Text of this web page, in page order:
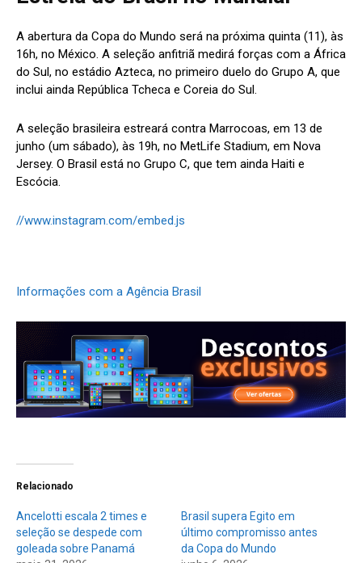
A abertura da Copa do Mundo será na próxima quinta (11), às
16h, no México. A seleção anfitriã medirá forças com a África
do Sul, no estádio Azteca, no primeiro duelo do Grupo A, que
inclui ainda República Tcheca e Coreia do Sul.
A seleção brasileira estreará contra Marrocoas, em 13 de
junho (um sábado), às 19h, no MetLife Stadium, em Nova
Jersey. O Brasil está no Grupo C, que tem ainda Haiti e
Escócia.
//www.instagram.com/embed.js
Informações com a Agência Brasil
Relacionado
Ancelotti escala 2 times e
seleção se despede com
goleada sobre Panamá
Brasil supera Egito em
último compromisso antes
da Copa do Mundo